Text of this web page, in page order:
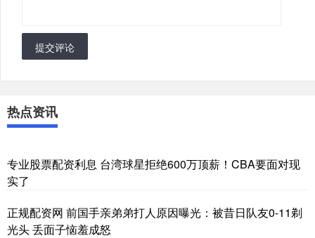
提交评论
热点资讯
专业股票配资利息 台湾球星拒绝600万顶薪！CBA要面对现
实了
正规配资网 前国手亲弟弟打人原因曝光：被昔日队友0-11剃
光头 丢面子恼羞成怒